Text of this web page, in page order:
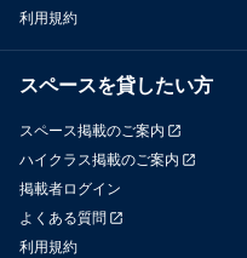
利用規約
スペースを貸したい方
スペース掲載のご案内
ハイクラス掲載のご案内
掲載者ログイン
よくある質問
利用規約